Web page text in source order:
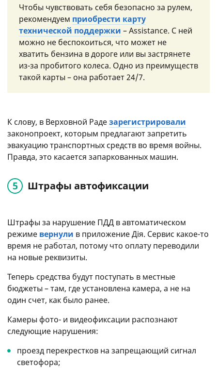
Чтобы чувствовать себя безопасно за рулем,
рекомендуем приобрести карту
технической поддержки – Assistance. С ней
можно не беспокоиться, что может не
хватить бензина в дороге или вы застрянете
из-за пробитого колеса. Одно из преимуществ
такой карты – она работает 24/7.
К слову, в Верховной Радезарегистрировали
законопроект, которым предлагают запретить
эвакуацию транспортных средств во время войны.
Правда, это касается запаркованных машин.
Штрафы автофиксации
Штрафы за нарушение ПДД в автоматическом
режиме вернули в приложение Дія. Сервис какое-то
время не работал, потому что оплату переводили
на новые реквизиты.
Теперь средства будут поступать в местные
бюджеты – там, где установлена камера, а не на
один счет, как было ранее.
Камеры фото- и видеофиксации распознают
следующие нарушения:
проезд перекрестков на запрещающий сигнал
светофора;